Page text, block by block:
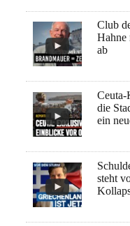
Club
Hahne
ab
die
ein
steht